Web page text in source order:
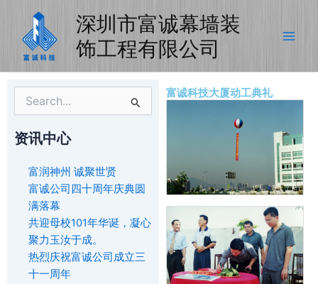
content
深圳市富诚幕墙装
饰工程有限公司
Search
for:
资讯中心
富润神州 诚聚世贤
富诚公司四十周年庆典圆
满落幕
共迎母校101年华诞，凝心
聚力玉汝于成。
热烈庆祝富诚公司成立三
十一周年
富诚科技大厦动工典礼